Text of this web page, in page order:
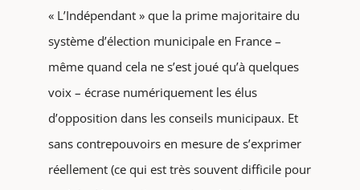
« L’Indépendant » que la prime majoritaire du
système d’élection municipale en France –
même quand cela ne s’est joué qu’à quelques
voix – écrase numériquement les élus
d’opposition dans les conseils municipaux. Et
sans contrepouvoirs en mesure de s’exprimer
réellement (ce qui est très souvent difficile pour